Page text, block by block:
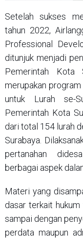
Setelah sukses
tahun 2022,
Professional
ditunjuk menjadi
Pemerintah Kota
merupakan
untuk Lurah se-
Pemerintah Kota
dari total 154 lurah
Surabaya.
pertanahan
berbagai aspek
Materi yang
dasar terkait hukum
sampai dengan
perdata maupun